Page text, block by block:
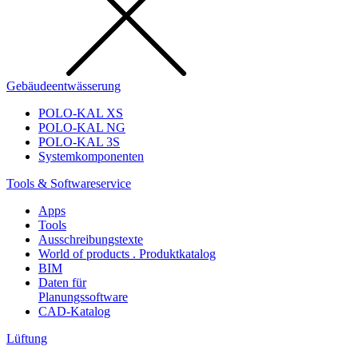
Gebäudeentwässerung
POLO-KAL XS
POLO-KAL NG
POLO-KAL 3S
Systemkomponenten
Tools & Softwareservice
Apps
Tools
Ausschreibungstexte
World of products . Produktkatalog
BIM
Daten für
Planungssoftware
CAD-Katalog
Lüftung